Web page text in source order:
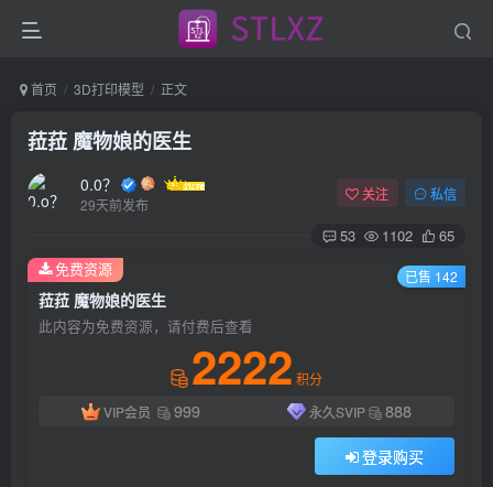
首页 3D打印模型 正文
菈菈 魔物娘的医生
0.0？
29天前发布
关注 私信
53 1102 65
菈菈 魔物娘的医生
此内容为免费资源，请付费后查看
2222 积分
VIP会员
999 永久SVIP 888
登录购买
免费资源 已售 142